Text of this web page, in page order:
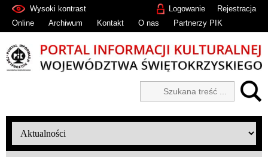
Rejestracja
Logowanie
Wysoki kontrast
Online
Archiwum Kontakt O nas Partnerzy PIK